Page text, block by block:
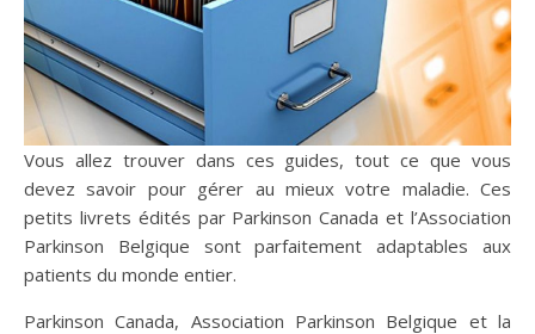
Vous allez trouver dans ces guides, tout ce que vous
devez savoir pour gérer au mieux votre maladie. Ces
petits livrets édités par Parkinson Canada et l’Association
Parkinson Belgique sont parfaitement adaptables aux
patients du monde entier.
Parkinson Canada, Association Parkinson Belgique et la